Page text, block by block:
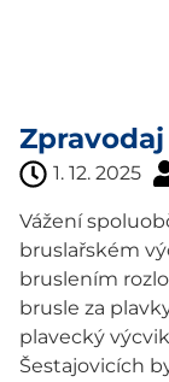
Zpravodaj
1. 12. 2025
Vážení
bruslařském
bruslením
brusle za
plavecký
Šestajovicích